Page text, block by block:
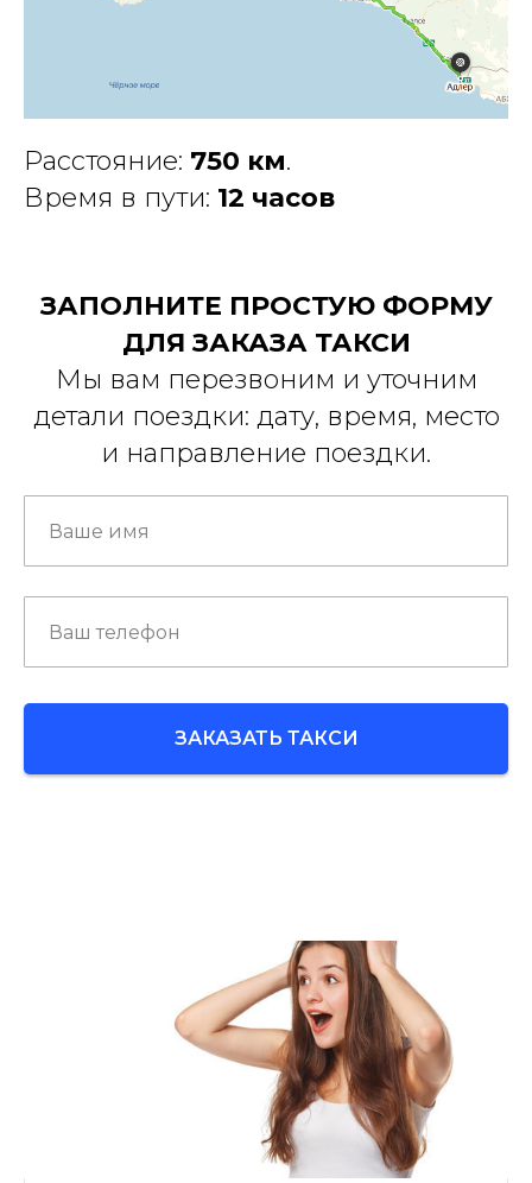
Расстояние: 750 км.
Время в пути: 12 часов
ЗАПОЛНИТЕ ПРОСТУЮ ФОРМУ
ДЛЯ ЗАКАЗА ТАКСИ
Мы вам перезвоним и уточним
детали поездки: дату, время, место
и направление поездки.
ЗАКАЗАТЬ ТАКСИ